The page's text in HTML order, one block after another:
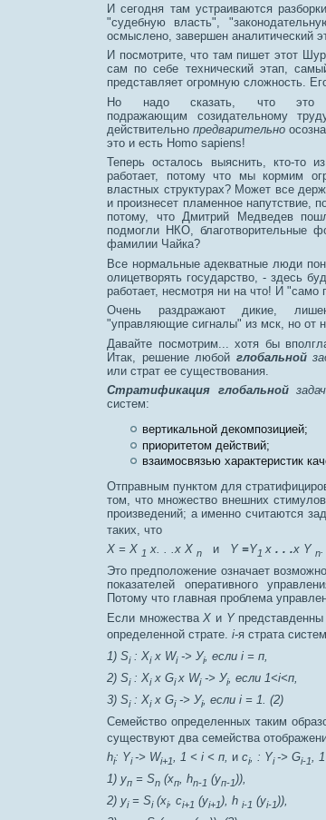
И сегодня там устраиваются
"судебную власть",
осмыслено, завершен аналитический
И посмотрите, что там пишет этот
сам по себе технический этап,
представляет огромную сложность.
Но надо сказать, что это
подражающим созидательному
действительнопредварительно
это и есть Homo sapiens!
Теперь осталось выяснить, кто-то
работает, потому что мы кормим
властных структурах? Может все
и произнесет пламенное напутствие,
потому, что Дмитрий Медведев
подмогли НКО, благотворительные
фамилии Чайка?
Все нормальные адекватные люди
олицетворять государство, - здесь
работает, несмотря ни на что! И "само
Очень раздражают дикие,
"управляющие сигналы" из мск, но от
Давайте посмотрим... хотя бы
Итак, решение любой глобальной
или страт ее существования.
Стратификация глобальной
систем:
вертикальной декомпозицией;
приоритетом действий;
взаимосвязью характеристик
Отправным пунктом для
том, что множество внешних стимулов
произведений; а именно считаются
таких, что
Х = X 1 х. . .х Х n и Y =Y1х . . .х Y n
Это предположение означает
показателей оперативного
Потому что главная проблема
Если множества Х и Yпредставденны
определенной страте. i-я страта
1) Si: Xix Wi-> Уi, если i = п,
2) Si: Xix Gix Wi-> Уi, если 1<i<п,
3) Si: Xix Gi-> Уi, если i = 1. (2)
Семейство определенных таким
существуют два семейства
hi: Yi-> Wi+1, 1 < i < п, и сi, : Yi-> Gi-1,
1) уп = Sn (xп, hn-1 (yп-1)),
2) уi= Si(хi, ci+1 (yi+1), h i-1 (yi-1)),